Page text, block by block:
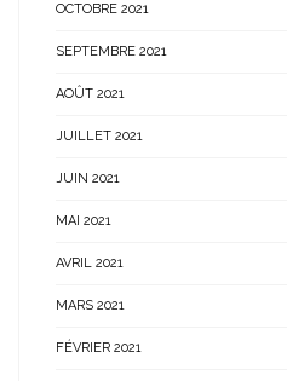
OCTOBRE 2021
SEPTEMBRE 2021
AOÛT 2021
JUILLET 2021
JUIN 2021
MAI 2021
AVRIL 2021
MARS 2021
FÉVRIER 2021